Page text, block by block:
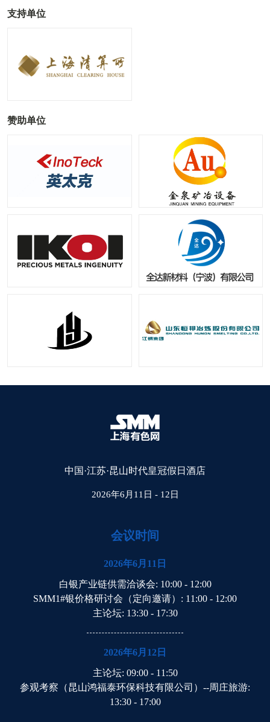
支持单位
赞助单位
中国·江苏·昆山时代皇冠假日酒店
2026年6月11日 - 12日
会议时间
2026年6月11日
白银产业链供需洽谈会: 10:00 - 12:00
SMM1#银价格研讨会（定向邀请） : 11:00 - 12:00
主论坛: 13:30 - 17:30
2026年6月12日
主论坛: 09:00 - 11:50
参观考察（昆山鸿福泰环保科技有限公司）--周庄旅游:
13:30 - 17:00